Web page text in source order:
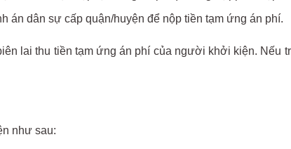
án dân sự cấp quận/huyện để nộp tiền tạm ứng án phí.
lai thu tiền tạm ứng án phí của người khởi kiện. Nếu
như sau: